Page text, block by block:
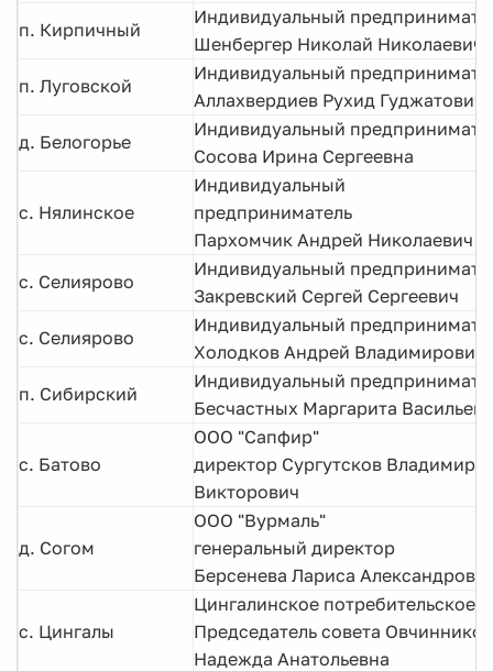
п. Кирпичный
Индивидуальный
Шенбергер Николай Николаевич
п. Луговской
Индивидуальный
Аллахвердиев Рухид Гуджатович
д. Белогорье
Индивидуальный
Сосова Ирина Сергеевна
с. Нялинское
Индивидуальный
предприниматель
Пархомчик Андрей Николаевич
с. Селиярово
Индивидуальный
Закревский Сергей Сергеевич
с. Селиярово
Индивидуальный
Холодков Андрей Владимирович
п. Сибирский
Индивидуальный
Бесчастных Маргарита
с. Батово
ООО "Сапфир"
директор Сургутсков Владимир
Викторович
д. Согом
ООО "Вурмаль"
генеральный директор
Берсенева Лариса
с. Цингалы
Цингалинское потребительское
Председатель совета
Надежда Анатольевна